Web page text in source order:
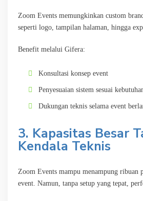
Zoom Events memungkinkan custom
seperti logo, tampilan halaman, hingga
Benefit melalui Gifera:
Konsultasi konsep event
Penyesuaian sistem sesuai
Dukungan teknis selama event
3. Kapasitas Besar
Kendala Teknis
Zoom Events mampu menampung ribuan
event. Namun, tanpa setup yang tepat,